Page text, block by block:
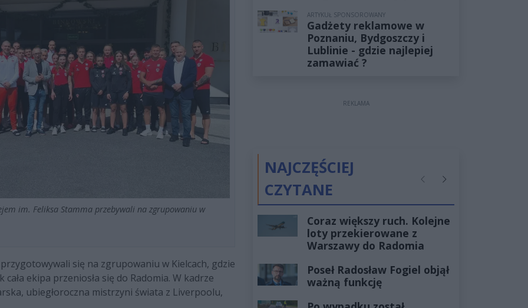
im. Feliksa Stamma przebywali na zgrupowaniu w
się na zgrupowaniu w Kielcach, gdzie
ekipa przeniosła się do Radomia. W kadrze
ubiegłoroczna mistrzyni świata z Liverpoolu,
ARTYKUŁ SPONSOROWANY
Gadżety reklamowe w
Poznaniu, Bydgoszczy i
Lublinie - gdzie najlepiej
zamawiać ?
REKLAMA
NAJCZĘŚCIEJ
CZYTANE
PoprzednieNastępne
Coraz większy ruch. Kolejne
loty przekierowane z
Warszawy do Radomia
Poseł Radosław Fogiel objął
ważną funkcję